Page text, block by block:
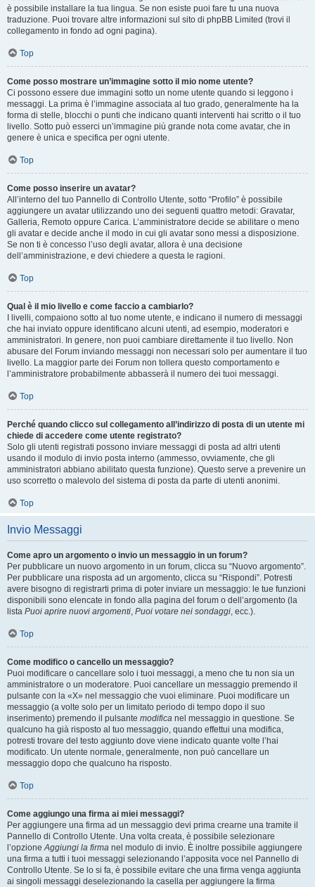
è possibile installare la tua lingua. Se non esiste puoi fare tu una nuova
traduzione. Puoi trovare altre informazioni sul sito di phpBB Limited (trovi il
collegamento in fondo ad ogni pagina).
Top
Come posso mostrare un’immagine sotto il mio nome utente?
Ci possono essere due immagini sotto un nome utente quando si leggono i
messaggi. La prima è l’immagine associata al tuo grado, generalmente ha la
forma di stelle, blocchi o punti che indicano quanti interventi hai scritto o il tuo
livello. Sotto può esserci un’immagine più grande nota come avatar, che in
genere è unica e specifica per ogni utente.
Top
Come posso inserire un avatar?
All’interno del tuo Pannello di Controllo Utente, sotto “Profilo” è possibile
aggiungere un avatar utilizzando uno dei seguenti quattro metodi: Gravatar,
Galleria, Remoto oppure Carica. L’amministratore decide se abilitare o meno
gli avatar e decide anche il modo in cui gli avatar sono messi a disposizione.
Se non ti è concesso l’uso degli avatar, allora è una decisione
dell’amministrazione, e devi chiedere a questa le ragioni.
Top
Qual è il mio livello e come faccio a cambiarlo?
I livelli, compaiono sotto al tuo nome utente, e indicano il numero di messaggi
che hai inviato oppure identificano alcuni utenti, ad esempio, moderatori e
amministratori. In genere, non puoi cambiare direttamente il tuo livello. Non
abusare del Forum inviando messaggi non necessari solo per aumentare il tuo
livello. La maggior parte dei Forum non tollera questo comportamento e
l’amministratore probabilmente abbasserà il numero dei tuoi messaggi.
Top
Perché quando clicco sul collegamento all’indirizzo di posta di un utente mi
chiede di accedere come utente registrato?
Solo gli utenti registrati possono inviare messaggi di posta ad altri utenti
usando il modulo di invio posta interno (ammesso, ovviamente, che gli
amministratori abbiano abilitato questa funzione). Questo serve a prevenire un
uso scorretto o malevolo del sistema di posta da parte di utenti anonimi.
Top
Invio Messaggi
Come apro un argomento o invio un messaggio in un forum?
Per pubblicare un nuovo argomento in un forum, clicca su “Nuovo argomento”.
Per pubblicare una risposta ad un argomento, clicca su “Rispondi”. Potresti
avere bisogno di registrarti prima di poter inviare un messaggio: le tue funzioni
disponibili sono elencate in fondo alla pagina del forum o dell’argomento (la
lista Puoi aprire nuovi argomenti, Puoi votare nei sondaggi, ecc.).
Top
Come modifico o cancello un messaggio?
Puoi modificare o cancellare solo i tuoi messaggi, a meno che tu non sia un
amministratore o un moderatore. Puoi cancellare un messaggio premendo il
pulsante con la «X» nel messaggio che vuoi eliminare. Puoi modificare un
messaggio (a volte solo per un limitato periodo di tempo dopo il suo
inserimento) premendo il pulsante modifica nel messaggio in questione. Se
qualcuno ha già risposto al tuo messaggio, quando effettui una modifica,
potresti trovare del testo aggiunto dove viene indicato quante volte l’hai
modificato. Un utente normale, generalmente, non può cancellare un
messaggio dopo che qualcuno ha risposto.
Top
Come aggiungo una firma ai miei messaggi?
Per aggiungere una firma ad un messaggio devi prima crearne una tramite il
Pannello di Controllo Utente. Una volta creata, è possibile selezionare
l’opzioneAggiungi la firma nel modulo di invio. È inoltre possibile aggiungere
una firma a tutti i tuoi messaggi selezionando l’apposita voce nel Pannello di
Controllo Utente. Se lo si fa, è possibile evitare che una firma venga aggiunta
ai singoli messaggi deselezionando la casella per aggiungere la firma